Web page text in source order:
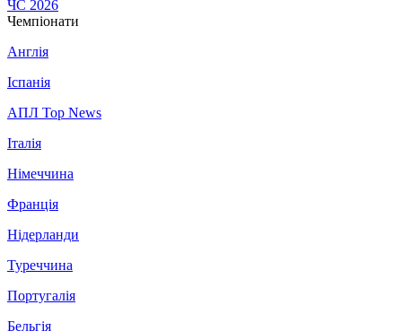
ЧС 2026
Чемпіонати
Англія
Іспанія
АПЛ Top News
Італія
Німеччина
Франція
Нідерланди
Туреччина
Португалія
Бельгія